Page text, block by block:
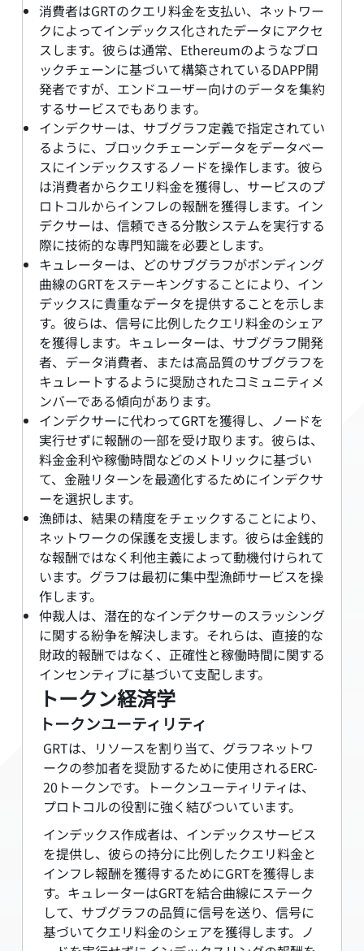
消費者はGRTのクエリ料金を支払い、ネットワー
クによってインデックス化されたデータにアクセ
スします。彼らは通常、Ethereumのようなブロ
ックチェーンに基づいて構築されているDAPP開
発者ですが、エンドユーザー向けのデータを集約
するサービスでもあります。
インデクサーは、サブグラフ定義で指定されてい
るように、ブロックチェーンデータをデータベー
スにインデックスするノードを操作します。彼ら
は消費者からクエリ料金を獲得し、サービスのプ
ロトコルからインフレの報酬を獲得します。イン
デクサーは、信頼できる分散システムを実行する
際に技術的な専門知識を必要とします。
キュレーターは、どのサブグラフがボンディング
曲線のGRTをステーキングすることにより、イン
デックスに貴重なデータを提供することを示しま
す。彼らは、信号に比例したクエリ料金のシェア
を獲得します。キュレーターは、サブグラフ開発
者、データ消費者、または高品質のサブグラフを
キュレートするように奨励されたコミュニティメ
ンバーである傾向があります。
インデクサーに代わってGRTを獲得し、ノードを
実行せずに報酬の一部を受け取ります。彼らは、
料金金利や稼働時間などのメトリックに基づい
て、金融リターンを最適化するためにインデクサ
ーを選択します。
漁師は、結果の精度をチェックすることにより、
ネットワークの保護を支援します。彼らは金銭的
な報酬ではなく利他主義によって動機付けられて
います。グラフは最初に集中型漁師サービスを操
作します。
仲裁人は、潜在的なインデクサーのスラッシング
に関する紛争を解決します。それらは、直接的な
財政的報酬ではなく、正確性と稼働時間に関する
インセンティブに基づいて支配します。
トークン経済学
トークンユーティリティ
GRTは、リソースを割り当て、グラフネットワ
ークの参加者を奨励するために使用されるERC-
20トークンです。トークンユーティリティは、
プロトコルの役割に強く結びついています。
インデックス作成者は、インデックスサービス
を提供し、彼らの持分に比例したクエリ料金と
インフレ報酬を獲得するためにGRTを獲得しま
す。キュレーターはGRTを結合曲線にステーク
して、サブグラフの品質に信号を送り、信号に
基づいてクエリ料金のシェアを獲得します。ノ